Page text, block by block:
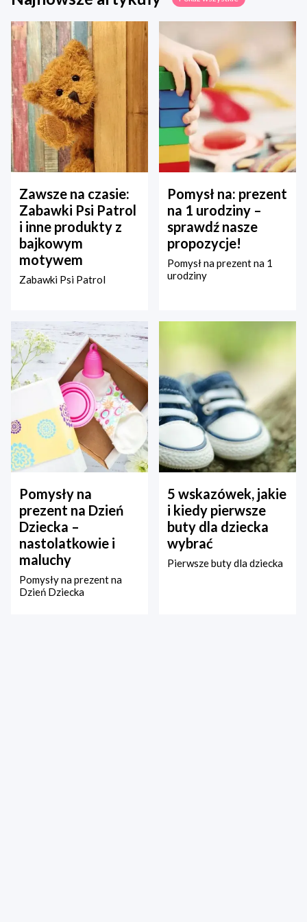
Zawsze na czasie:
Zabawki Psi Patrol
i inne produkty z
bajkowym
motywem
Zabawki Psi Patrol
Pomysł na: prezent
na 1 urodziny –
sprawdź nasze
propozycje!
Pomysł na prezent na 1
urodziny
Pomysły na
prezent na Dzień
Dziecka –
nastolatkowie i
maluchy
Pomysły na prezent na
Dzień Dziecka
5 wskazówek, jakie
i kiedy pierwsze
buty dla dziecka
wybrać
Pierwsze buty dla dziecka